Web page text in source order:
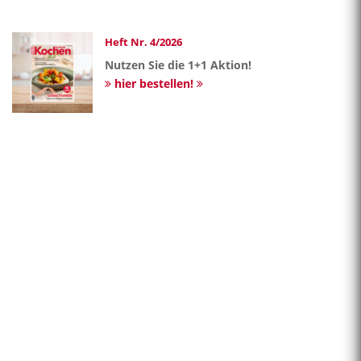
Heft Nr. 4/2026
Nutzen Sie die 1+1 Aktion!
hier bestellen!